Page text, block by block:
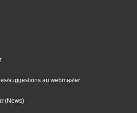
suggestions au webmaster
(News)